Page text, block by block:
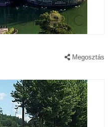
Megosztás